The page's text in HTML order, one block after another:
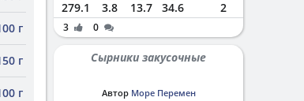
г
г
г
279.1 3.8 13.7 34.6 2
3 0
Сырники закусочные
Автор Море Перемен